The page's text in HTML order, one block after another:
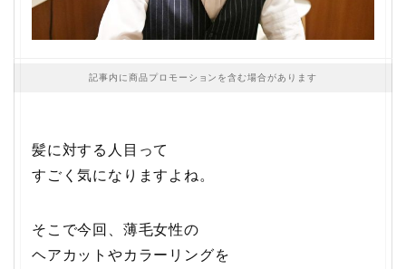
記事内に商品プロモーションを含む場合があります
髪に対する人目って
すごく気になりますよね。
そこで今回、薄毛女性の
ヘアカットやカラーリングを